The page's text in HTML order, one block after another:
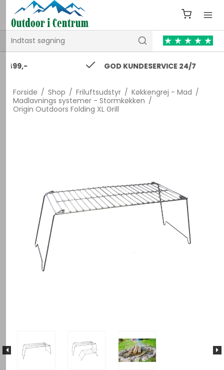
GOD KUNDESERVICE 24/7
Forside / Shop / Friluftsudstyr / Køkkengrej - Mad /
Madlavnings systemer - Stormkøkken /
Origin Outdoors Folding XL Grill